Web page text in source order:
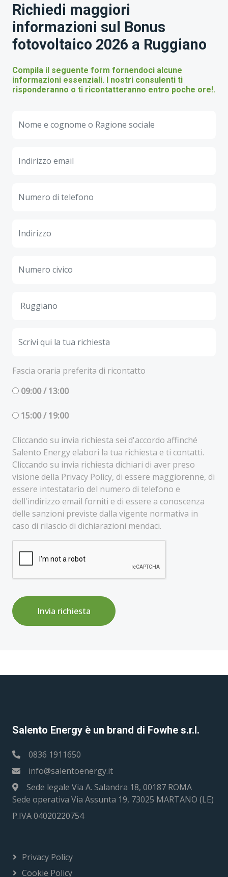
Richiedi maggiori
informazioni sul Bonus
fotovoltaico 2026 a Ruggiano
Compila il seguente form fornendoci alcune
informazioni essenziali. I nostri consulenti ti
risponderanno o ti ricontatteranno entro poche ore!.
Fascia oraria preferita di ricontatto
09:00 / 13:00
15:00 / 19:00
Cliccando su invia richiesta sei d'accordo affinché
Salento Energy elabori la tua richiesta e ti contatti.
Cliccando su invia richiesta dichiari di aver preso
visione della Privacy Policy, di essere maggiorenne, di
essere intestatario del numero di telefono e
dell'indirizzo email forniti e di essere a conoscenza
delle sanzioni previste dalla vigente normativa in
caso di rilascio di dichiarazioni mendaci.
Invia richiesta
Salento Energy è un brand di Fowhe s.r.l.
0836 1911650
info@salentoenergy.it
Sede legale Via A. Salandra 18, 00187 ROMA
Sede operativa Via Assunta 19, 73025 MARTANO (LE)
P.IVA 04020220754
Privacy Policy
Cookie Policy